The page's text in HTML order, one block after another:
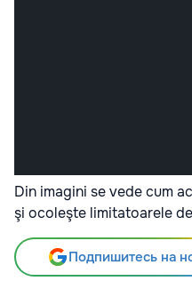
Din imagini se vede cum
şi ocoleşte limitatoarele
Подпишитесь на